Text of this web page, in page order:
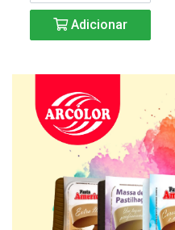
Adicionar